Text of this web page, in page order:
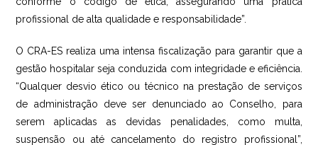
profissional de alta qualidade e responsabilidade”.
O CRA-ES realiza uma intensa fiscalização para garantir que a
gestão hospitalar seja conduzida com integridade e eficiência.
“Qualquer desvio ético ou técnico na prestação de serviços
de administração deve ser denunciado ao Conselho, para
serem aplicadas as devidas penalidades, como multa,
suspensão ou até cancelamento do registro profissional”,